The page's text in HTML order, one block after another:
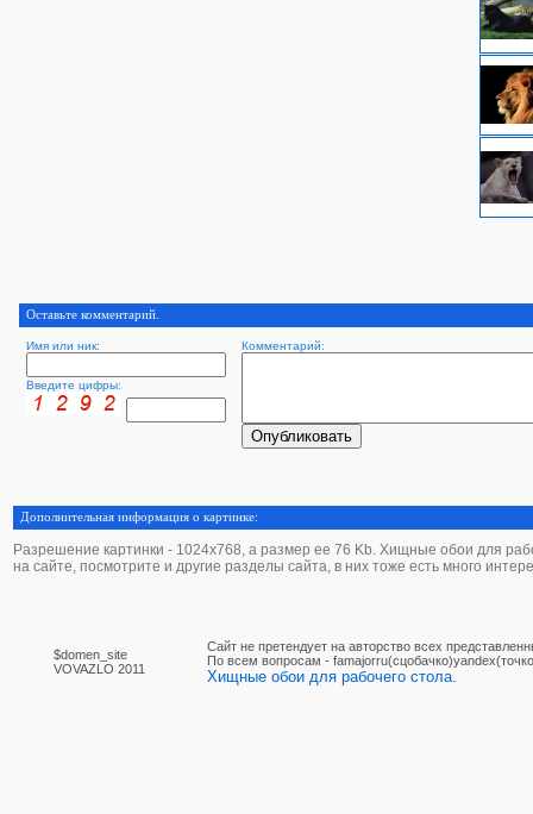
Оставьте комментарий.
Имя или ник: Комментарий:
Введите цифры:
Дополнительная информация о картинке:
Разрешение картинки - 1024х768, а размер ее 76 Kb. Хищные обои для
на сайте, посмотрите и другие разделы сайта, в них тоже есть много
$domen_site
VOVAZLO 2011
Сайт не претендует на авторство всех
По вcем вопросам -
Хищные обои для рабочего стола.